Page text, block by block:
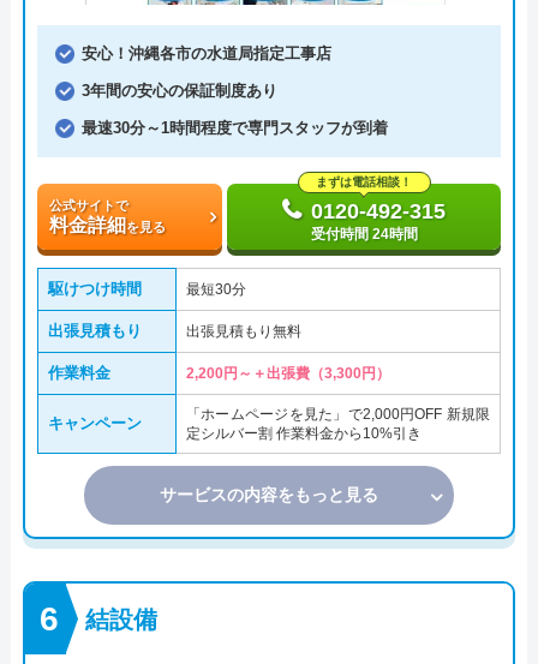
安心！沖縄各市の水道局指定工事店
3年間の安心の保証制度あり
最速30分～1時間程度で専門スタッフが到着
公式サイトで
料金詳細を見る
まずは電話相談！
0120-492-315
受付時間 24時間
駆けつけ時間 最短30分
出張見積もり 出張見積もり無料
作業料金 2,200円～＋出張費（3,300円）
キャンペーン
「ホームページを見た」で2,000円OFF 新規限
定シルバー割 作業料金から10%引き
サービスの内容をもっと見る
結設備